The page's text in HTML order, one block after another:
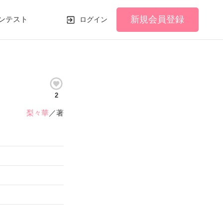
テスト ログイン 新規会員登録
2
梨々華／著